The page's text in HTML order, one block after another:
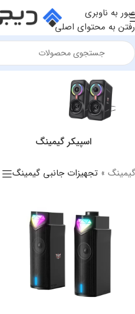
عبور به ناوبری
رفتن به محتوای اصلی
اسپیکر گیمینگ
» تجهیزات جانبی گیمینگ